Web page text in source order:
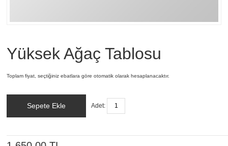
Yüksek Ağaç Tablosu
Toplam fiyat, seçtiğiniz ebatlara göre otomatik olarak hesaplanacaktır.
Sepete Ekle Adet: